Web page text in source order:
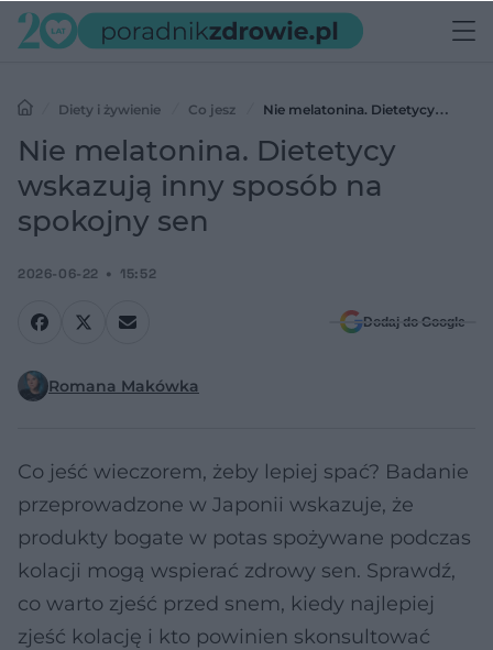
Diety i żywienie Co jesz
Nie melatonina. Dietetycy
wskazują inny sposób na spokojny sen
Nie melatonina. Dietetycy
wskazują inny sposób na
spokojny sen
2026-06-22 15:52
Dodaj do Google
Romana Makówka
Co jeść wieczorem, żeby lepiej spać? Badanie
przeprowadzone w Japonii wskazuje, że
produkty bogate w potas spożywane podczas
kolacji mogą wspierać zdrowy sen. Sprawdź,
co warto zjeść przed snem, kiedy najlepiej
zjeść kolację i kto powinien skonsultować